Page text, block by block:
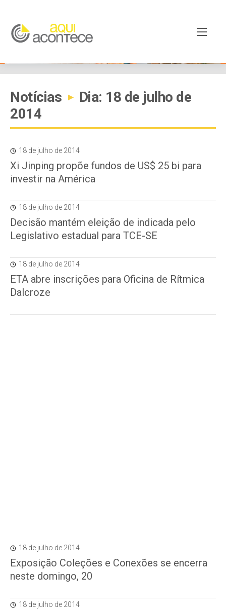
Notícias ▸
Dia: 18 de julho de
2014
18 de julho de 2014
Xi Jinping propõe fundos de US$ 25 bi para
investir na América
18 de julho de 2014
Decisão mantém eleição de indicada pelo
Legislativo estadual para TCE-SE
18 de julho de 2014
ETA abre inscrições para Oficina de Rítmica
Dalcroze
18 de julho de 2014
Exposição Coleções e Conexões se encerra
neste domingo, 20
18 de julho de 2014